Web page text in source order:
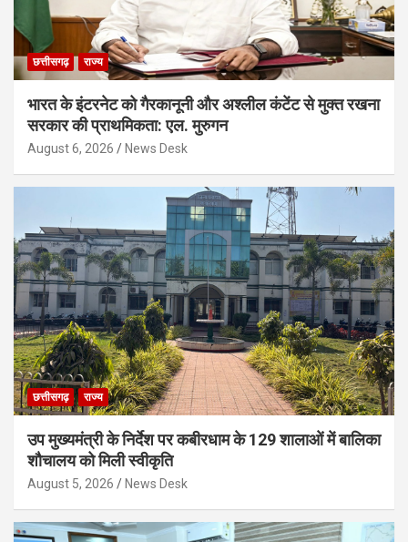
छत्तीसगढ़ राज्य
भारत के इंटरनेट को गैरकानूनी और अश्लील कंटेंट से मुक्त रखना
सरकार की प्राथमिकता: एल. मुरुगन
August 6, 2026 News Desk
छत्तीसगढ़ राज्य
उप मुख्यमंत्री के निर्देश पर कबीरधाम के 129 शालाओं में बालिका
शौचालय को मिली स्वीकृति
August 5, 2026 News Desk